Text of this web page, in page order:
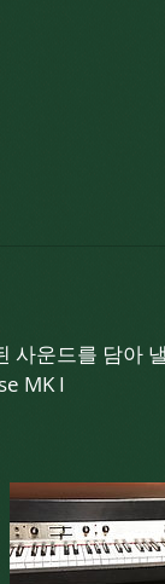
사운드를 담아
MK I